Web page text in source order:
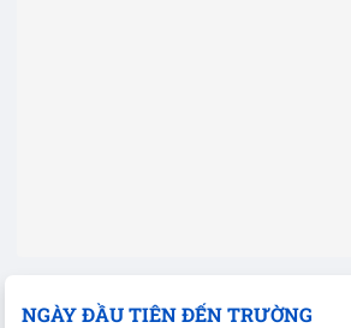
NGÀY ĐẦU TIÊN ĐẾN TRƯỜNG